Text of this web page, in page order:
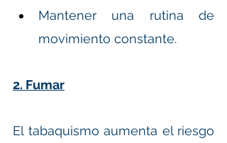
Mantener una rutina de
movimiento constante.
2. Fumar
El tabaquismo aumenta el riesgo